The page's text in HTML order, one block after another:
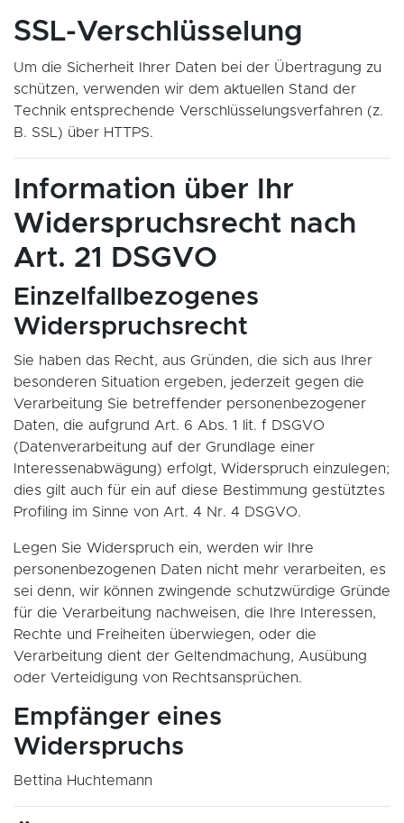
SSL-Verschlüsselung
Um die Sicherheit Ihrer Daten bei der Übertragung zu
schützen, verwenden wir dem aktuellen Stand der
Technik entsprechende Verschlüsselungsverfahren (z.
B. SSL) über HTTPS.
Information über Ihr
Widerspruchsrecht nach
Art. 21 DSGVO
Einzelfallbezogenes
Widerspruchsrecht
Sie haben das Recht, aus Gründen, die sich aus Ihrer
besonderen Situation ergeben, jederzeit gegen die
Verarbeitung Sie betreffender personenbezogener
Daten, die aufgrund Art. 6 Abs. 1 lit. f DSGVO
(Datenverarbeitung auf der Grundlage einer
Interessenabwägung) erfolgt, Widerspruch einzulegen;
dies gilt auch für ein auf diese Bestimmung gestütztes
Profiling im Sinne von Art. 4 Nr. 4 DSGVO.
Legen Sie Widerspruch ein, werden wir Ihre
personenbezogenen Daten nicht mehr verarbeiten, es
sei denn, wir können zwingende schutzwürdige Gründe
für die Verarbeitung nachweisen, die Ihre Interessen,
Rechte und Freiheiten überwiegen, oder die
Verarbeitung dient der Geltendmachung, Ausübung
oder Verteidigung von Rechtsansprüchen.
Empfänger eines
Widerspruchs
Bettina Huchtemann